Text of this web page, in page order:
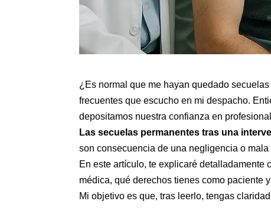
¿Es normal que me hayan quedado
frecuentes que escucho en mi despacho.
depositamos nuestra confianza en
Las secuelas permanentes tras una
son consecuencia de una negligencia o mala
En este artículo, te explicaré
médica, qué derechos tienes como paciente
Mi objetivo es que, tras leerlo, tengas